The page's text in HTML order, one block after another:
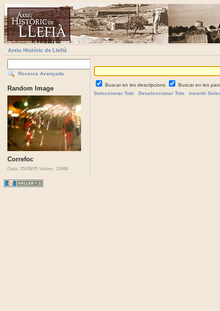
Arxiu Històric de Llefià
Recerca Avançada
Random Image
Correfoc
Data: 25/09/05 Visites: 15998
Buscar en les descripcions
Buscar en les
Seleccionar Tots
Deseleccionar Tots Invertir